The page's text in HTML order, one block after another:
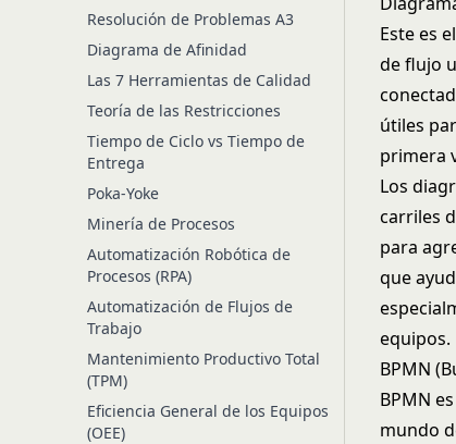
Resolución de Problemas A3
Diagrama de Afinidad
Las 7 Herramientas de Calidad
Teoría de las Restricciones
Tiempo de Ciclo vs Tiempo de
Entrega
Poka-Yoke
Minería de Procesos
Automatización Robótica de
Procesos (RPA)
Automatización de Flujos de
Trabajo
Mantenimiento Productivo Total
(TPM)
Eficiencia General de los Equipos
(OEE)
Este es
de flujo
útiles
primera
Los
carriles
para
que
equipos.
BPMN
BPMN
mundo